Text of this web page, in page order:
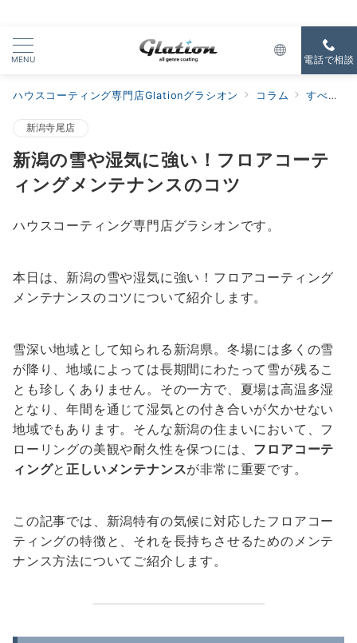
MENU 電話で相談
ハウスコーティング専門店Glationグラシオン コラム すべての新着
新潟寺尾店
新潟の雪や湿気に強い！フロアコーテ
ィングメンテナンスのコツ
ハウスコーティング専門店グラシオンです。
本日は、新潟の雪や湿気に強い！フロアコーティング
メンテナンスのコツについて紹介します。
雪深い地域として知られる新潟県。冬場には多くの雪
が降り、地域によっては長期間にわたって雪が残るこ
とも珍しくありません。その一方で、夏場は高温多湿
となり、年間を通じて湿気との付き合いが欠かせない
地域でもあります。そんな新潟の住まいにおいて、フ
ローリングの美観や耐久性を保つには、 フロアコーテ
ィングと正しいメンテナンスが非常に重要です。
この記事では、新潟特有の気候に対応したフロアコー
ティングの特徴と、それを長持ちさせるためのメンテ
ナンス方法についてご紹介します。